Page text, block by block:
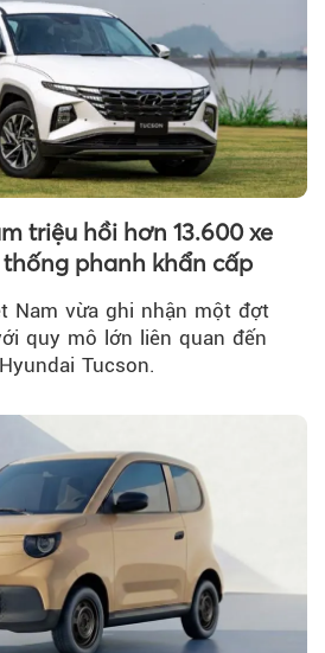
triệu hồi hơn 13.600 xe
thống phanh khẩn cấp
Nam vừa ghi nhận một đợt
quy mô lớn liên quan đến
Tucson.